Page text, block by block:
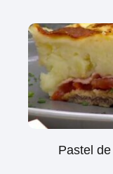
Pastel